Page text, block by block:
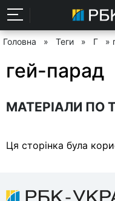
Головна » Теги » Г »
гей-парад
МАТЕРІАЛИ ПО
Ця сторінка була